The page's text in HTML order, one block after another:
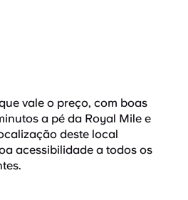
vale o preço, com boas
a pé da Royal Mile e
deste local
acessibilidade a todos os